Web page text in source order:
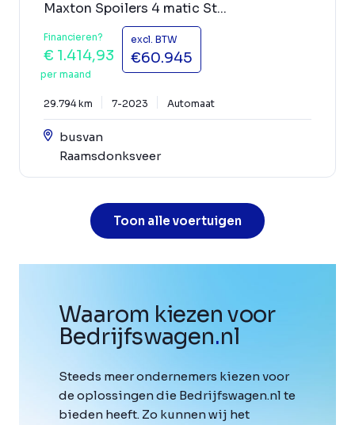
Maxton Spoilers 4 matic St...
Financieren?
€ 1.414,93
per maand
excl. BTW
€60.945
29.794 km 7-2023 Automaat
busvan
Raamsdonksveer
Toon alle voertuigen
Waarom kiezen voor
Bedrijfswagen.nl
Steeds meer ondernemers kiezen voor
de oplossingen die Bedrijfswagen.nl te
bieden heeft. Zo kunnen wij het